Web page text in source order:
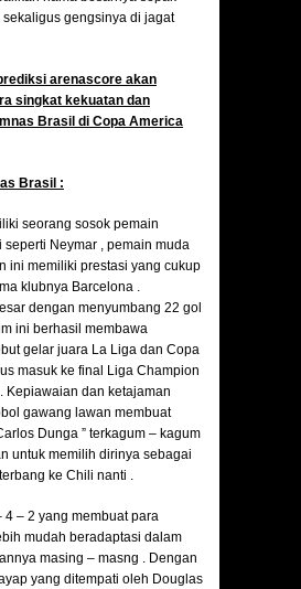
gengsinya di jagat
arenascore akan
singkat kekuatan dan
Brasil di Copa America
Brasil :
seorang sosok pemain
seperti Neymar , pemain muda
ini memiliki prestasi yang cukup
klubnya Barcelona .
dengan menyumbang 22 gol
ini berhasil membawa
gelar juara La Liga dan Copa
masuk ke final Liga Champion
Kepiawaian dan ketajaman
gawang lawan membuat
Dunga ” terkagum – kagum
untuk memilih dirinya sebagai
ke Chili nanti .
4 – 2 yang membuat para
mudah beradaptasi dalam
masing – masng . Dengan
yang ditempati oleh Douglas